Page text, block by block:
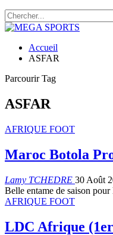
Accueil
ASFAR
Parcourir Tag
ASFAR
AFRIQUE FOOT
Maroc Botola
Lamy TCHEDRE 30 Août
Belle entame de saison
AFRIQUE FOOT
LDC Afrique